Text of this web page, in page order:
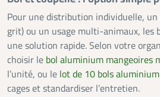
Pour une distribution individuelle,
grit) ou un usage multi-animaux, les
une solution rapide. Selon votre
choisir le bol aluminium mangeoires
l’unité, ou le lot de 10 bols aluminium
cages et standardiser l’entretien.